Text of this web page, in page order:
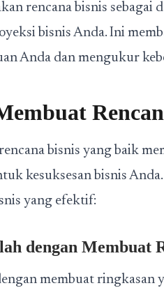
rencana bisnis sebagai
bisnis Anda. Ini
Anda dan mengukur
bisnis yang baik
kesuksesan bisnis
yang efektif:
dengan Membuat
membuat ringkasan